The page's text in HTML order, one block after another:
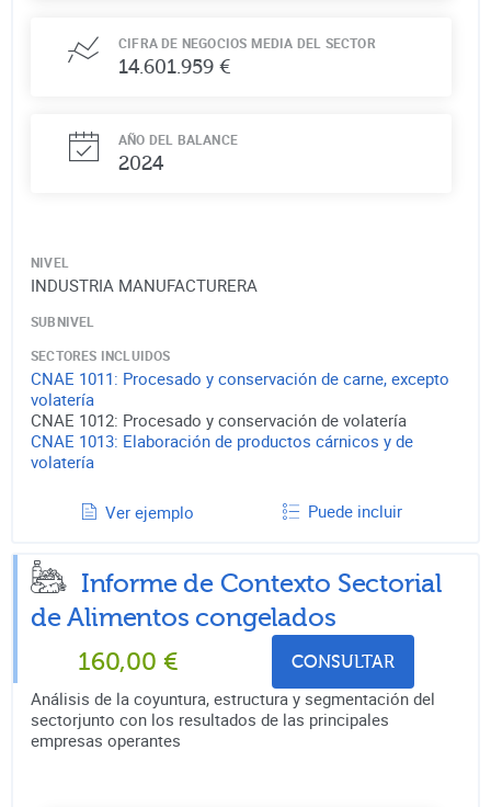
CIFRA DE NEGOCIOS MEDIA DEL SECTOR
14.601.959 €
AÑO DEL BALANCE
2024
NIVEL
INDUSTRIA MANUFACTURERA
SUBNIVEL
SECTORES INCLUIDOS
CNAE 1011: Procesado y conservación de carne, excepto
volatería
CNAE 1012: Procesado y conservación de volatería
CNAE 1013: Elaboración de productos cárnicos y de
volatería
Ver ejemplo Puede incluir
Informe de Contexto Sectorial
de Alimentos congelados
160,00 € CONSULTAR
Análisis de la coyuntura, estructura y segmentación del
sectorjunto con los resultados de las principales
empresas operantes